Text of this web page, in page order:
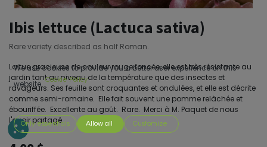
Ibis lettuce (Lactuca sativa)
Rare variety described as half Roman.
Laitue gracieuse de couleur rouge foncée, elle est très résistante au
jardin tant au niveau de la température que des insectes et
ravageurs. Ses feuille sont croquantes et ondulées, et elle est décrite
comme semi-romaine. Elle fait souvent une pomme relâchée et
ébouriffée. Excellente au goût. Rare. Merci à M. Paquet de nous
l'avoir partagé.
We use cookies to provide you a better user experience on this
website. Cookie Policy
Only essentials Allow all Customize